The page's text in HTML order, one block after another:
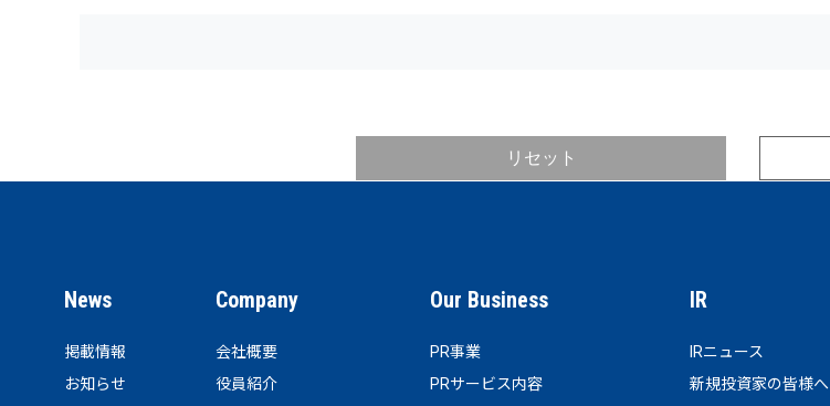
リセット
News
掲載情報
お知らせ
Company
会社概要
役員紹介
Our Business
PR事業
PRサービス内容
IR
IRニュース
新規投資家の皆様へ